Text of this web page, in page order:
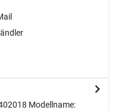
Modellname: